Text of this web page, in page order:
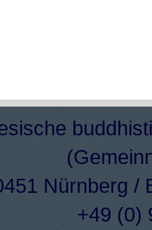
Nürnberg /
+49 (0)